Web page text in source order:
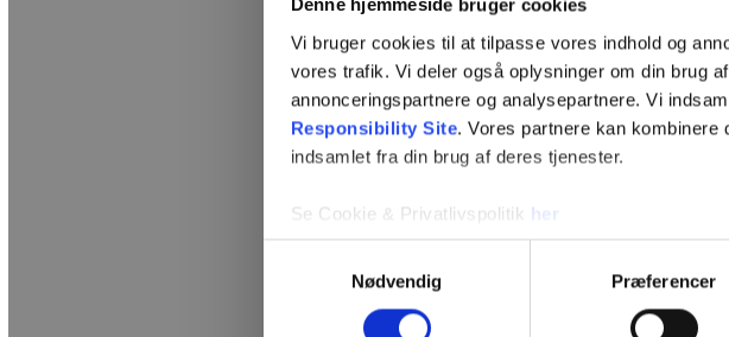
Denne hjemmeside bruger cookies
Vi bruger cookies til at tilpasse vores indhold og
vores trafik. Vi deler også oplysninger om din brug
annonceringspartnere og analysepartnere. Vi
Responsibility Site. Vores partnere kan kombinere
indsamlet fra din brug af deres tjenester.
Se Cookie & Privatlivspolitik her
Nødvendig
Præferencer